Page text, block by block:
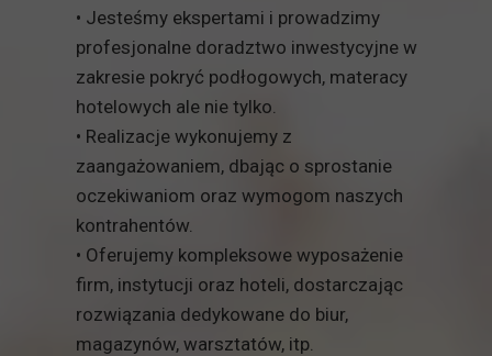
• Jesteśmy ekspertami i prowadzimy
profesjonalne doradztwo inwestycyjne w
zakresie pokryć podłogowych, materacy
hotelowych ale nie tylko.
• Realizacje wykonujemy z
zaangażowaniem, dbając o sprostanie
oczekiwaniom oraz wymogom naszych
kontrahentów.
• Oferujemy kompleksowe wyposażenie
firm, instytucji oraz hoteli, dostarczając
rozwiązania dedykowane do biur,
magazynów, warsztatów, itp.